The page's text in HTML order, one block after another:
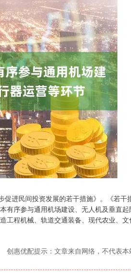
进民间投资发展的若干措施》。《若干
有序参与通用机场建设、无人机及垂直起
工程机械、轨道交通装备、现代农业、
创惠优配提示：文章来自网络，不代表本
沪深300 4651.31 -6.85